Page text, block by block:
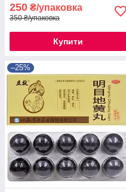
250 ₴/упаковка
350 ₴/упаковка
Купити
–25%